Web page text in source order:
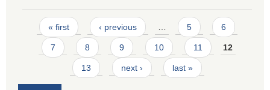
Pages
« first ‹ previous 5 6
7 8 9 10 11 12
13 next › last »